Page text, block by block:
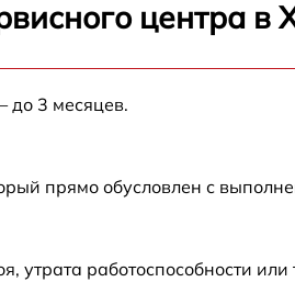
центра в
до 3 месяцев.
прямо обусловлен с
работоспособности